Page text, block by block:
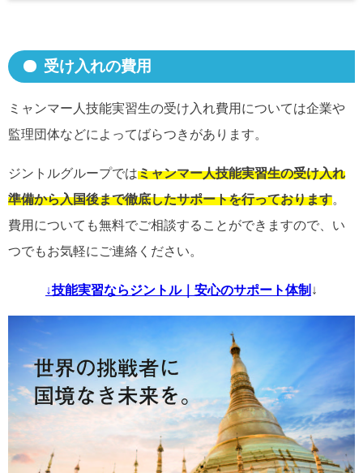
受け入れの費用
ミャンマー人技能実習生の受け入れ費用については企業や
監理団体などによってばらつきがあります。
ジントルグループではミャンマー人技能実習生の受け入れ
準備から入国後まで徹底したサポートを行っております
費用についても無料でご相談することができますので、い
つでもお気軽にご連絡ください。
↓技能実習ならジントル｜安心のサポート体制 ↓